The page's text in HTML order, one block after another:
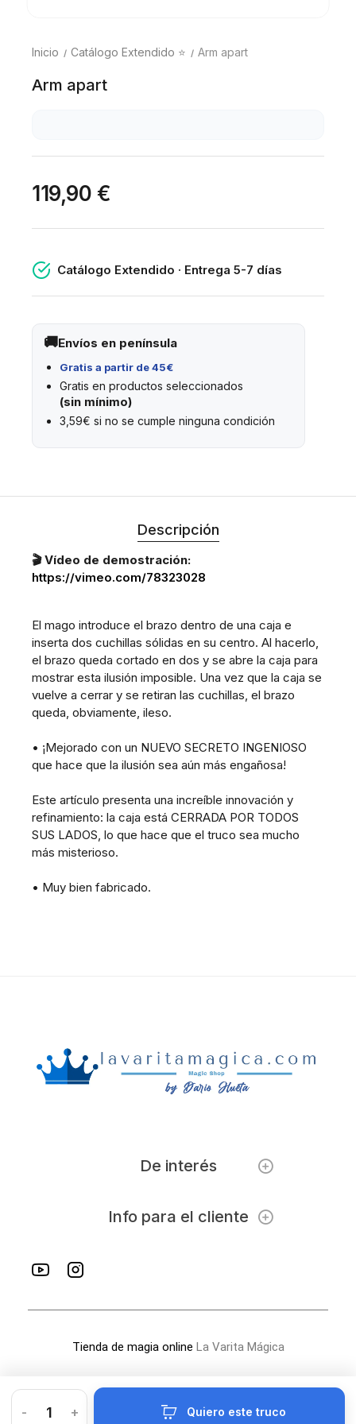
Inicio Catálogo Extendido ⭐ Arm apart
Arm apart
119,90 €
- + Quiero este truco
Catálogo Extendido · Entrega 5-7 días
Envíos en península
Gratis a partir de 45€
Gratis en productos seleccionados
(sin mínimo)
3,59€ si no se cumple ninguna condición
Descripción
🎬 Vídeo de demostración:
https://vimeo.com/78323028
El mago introduce el brazo dentro de una caja e
inserta dos cuchillas sólidas en su centro. Al hacerlo,
el brazo queda cortado en dos y se abre la caja para
mostrar esta ilusión imposible. Una vez que la caja se
vuelve a cerrar y se retiran las cuchillas, el brazo
queda, obviamente, ileso.
• ¡Mejorado con un NUEVO SECRETO INGENIOSO
que hace que la ilusión sea aún más engañosa!
Este artículo presenta una increíble innovación y
refinamiento: la caja está CERRADA POR TODOS
SUS LADOS, lo que hace que el truco sea mucho
más misterioso.
• Muy bien fabricado.
De interés
Info para el cliente
Tienda de magia online La Varita Mágica